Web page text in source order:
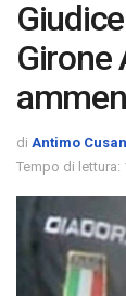
Girone
di Antimo
Tempo di lettura: